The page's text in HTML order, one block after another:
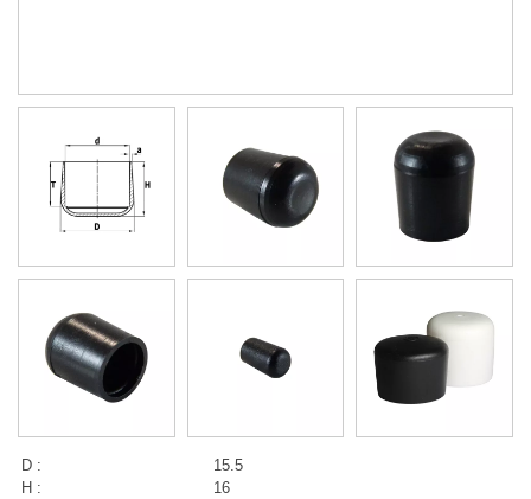
D :
15.5
H :
16